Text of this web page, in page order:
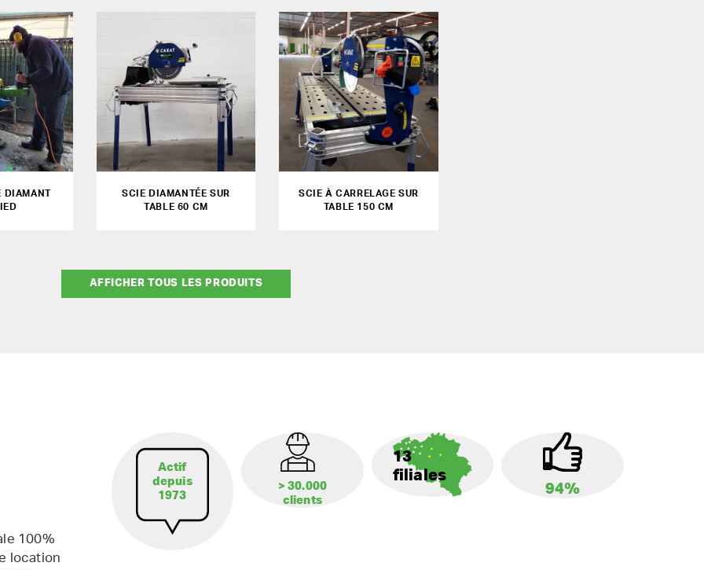
DIAMANT
SCIE DIAMANTÉE SUR
TABLE 60 CM
SCIE À CARRELAGE SUR
TABLE 150 CM
AFFICHER TOUS LES PRODUITS
100%
location
Actif
depuis
1973
> 30.000
clients
13
filiales
94%